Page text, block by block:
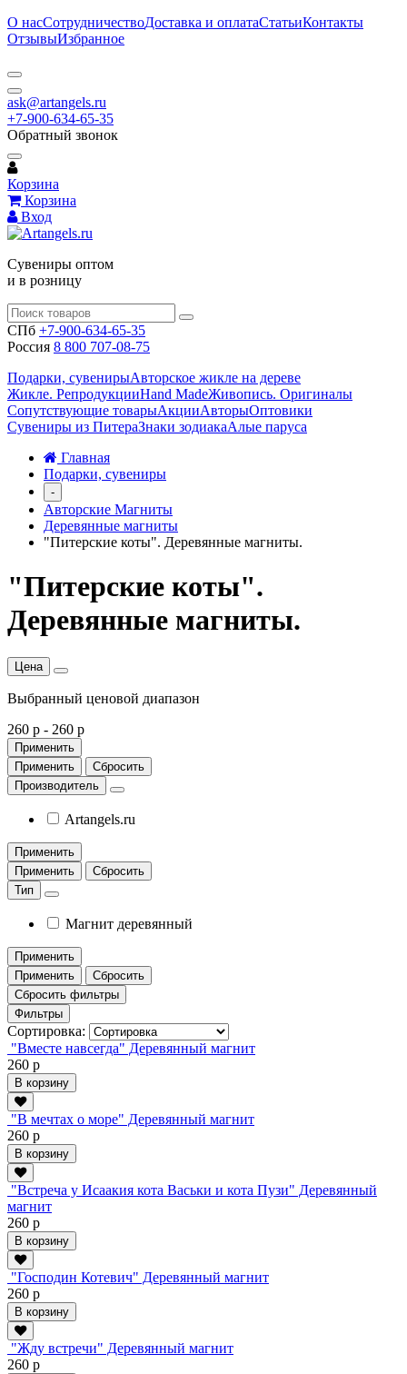
О насСотрудничествоДоставка и оплатаСтатьиКонтакты
ОтзывыИзбранное
ask@artangels.ru
+7-900-634-65-35
Обратный звонок
Корзина
Корзина
Вход
Сувениры оптом
и в розницу
СПб +7-900-634-65-35
Россия 8 800 707-08-75
Подарки, сувенирыАвторское жикле на дереве
Жикле. РепродукцииHand MadeЖивопись. Оригиналы
Сопутствующие товарыАкцииАвторыОптовики
Сувениры из ПитераЗнаки зодиакаАлые паруса
Главная
Подарки, сувениры
-
Авторские Магниты
Деревянные магниты
"Питерские коты". Деревянные магниты.
"Питерские коты".
Деревянные магниты.
Цена
Выбранный ценовой диапазон
260 р - 260 р
Применить
Применить
Сбросить
Производитель
Artangels.ru
Применить
Применить
Сбросить
Тип
Магнит деревянный
Применить
Применить
Сбросить
Сбросить фильтры
Фильтры
Сортировка:
"Вместе навсегда" Деревянный магнит
260 р
В корзину
"В мечтах о море" Деревянный магнит
260 р
В корзину
"Встреча у Исаакия кота Васьки и кота Пузи" Деревянный
магнит
260 р
В корзину
"Господин Котевич" Деревянный магнит
260 р
В корзину
"Жду встречи" Деревянный магнит
260 р